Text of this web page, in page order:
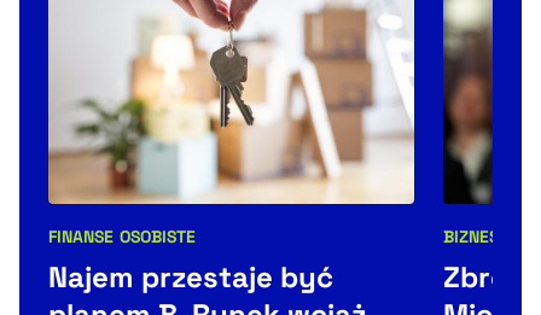
Kategorie artykułu:
FINANSE OSOBISTE
Najem przestaje być
BIZNES